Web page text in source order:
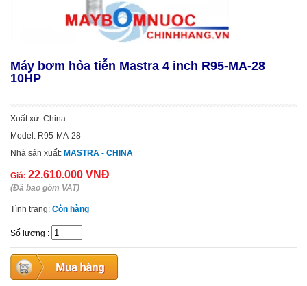
Máy bơm hỏa tiễn Mastra 4 inch R95-MA-28
10HP
Xuất xứ: China
Model: R95-MA-28
Nhà sản xuất: MASTRA - CHINA
Giá: 22.610.000 VNĐ
(Đã bao gồm VAT)
Tình trạng: Còn hàng
Số lượng :